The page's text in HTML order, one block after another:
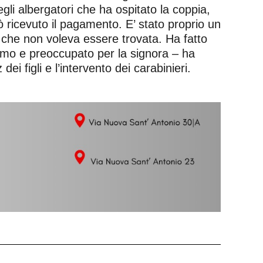
albergatori che ha ospitato la coppia,
il pagamento. E’ stato proprio un
non voleva essere trovata. Ha fatto
e preoccupato per la signora – ha
figli e l’intervento dei carabinieri.